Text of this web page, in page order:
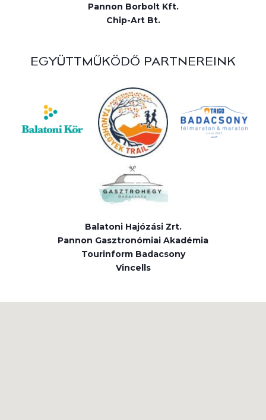
Pannon Borbolt Kft.
Chip-Art Bt.
EGYÜTTMŰKÖDŐ PARTNEREINK
Balatoni Hajózási Zrt.
Pannon Gasztronómiai Akadémia
Tourinform Badacsony
Vincells